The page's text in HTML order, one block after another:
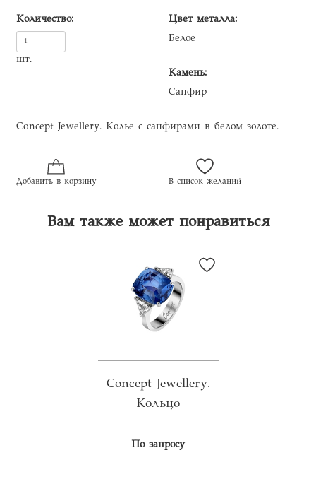
Количество:
шт.
Цвет металла:
Белое
Камень:
Сапфир
Concept Jewellery. Колье с сапфирами в белом золоте.
Добавить в корзину В список желаний
Вам также может понравиться
Concept Jewellery.
Кольцо
По запросу